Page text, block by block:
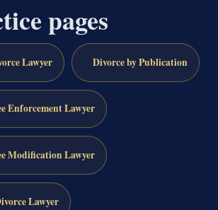
pages
Lawyer Divorce by Publication
Enforcement Lawyer
Modification Lawyer
Lawyer